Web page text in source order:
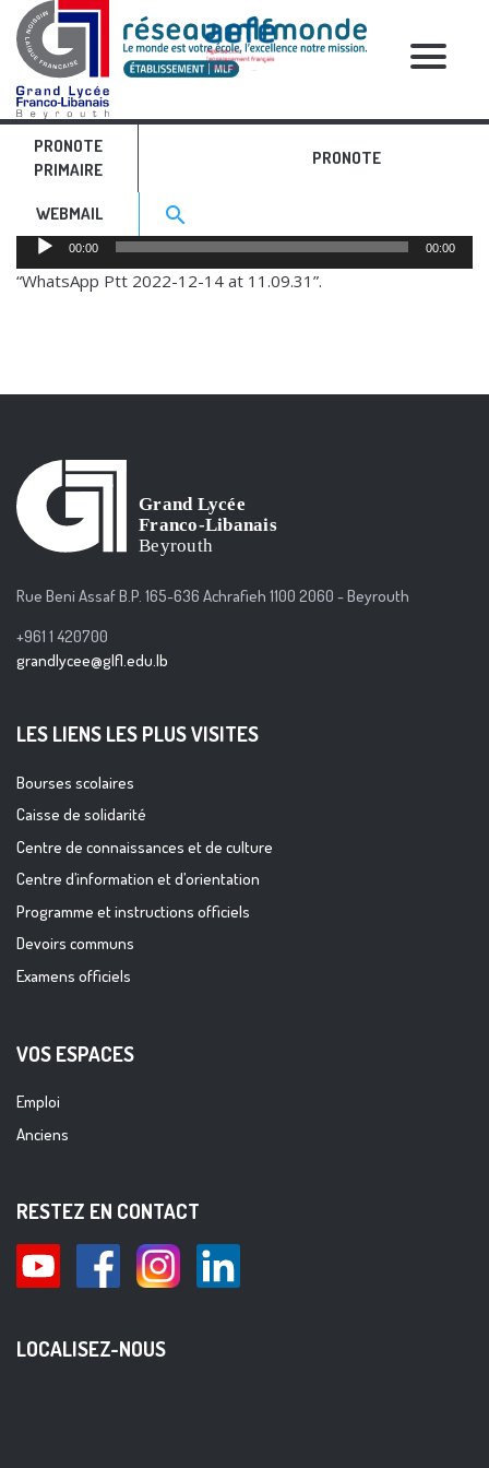
PRONOTE
PRIMAIRE
PRONOTE
WEBMAIL Search for:>
search
RELATIVE POSTS
Témoignage GSC
Audio
Player
00:00 00:00
“WhatsApp Ptt 2022-12-14 at 11.09.31”.
Rue Beni Assaf B.P. 165-636 Achrafieh 1100 2060 - Beyrouth
+961 1 420700
grandlycee@glfl.edu.lb
LES LIENS LES PLUS VISITES
Bourses scolaires
Caisse de solidarité
Centre de connaissances et de culture
Centre d’information et d’orientation
Programme et instructions officiels
Devoirs communs
Examens officiels
VOS ESPACES
Emploi
Anciens
RESTEZ EN CONTACT
LOCALISEZ-NOUS